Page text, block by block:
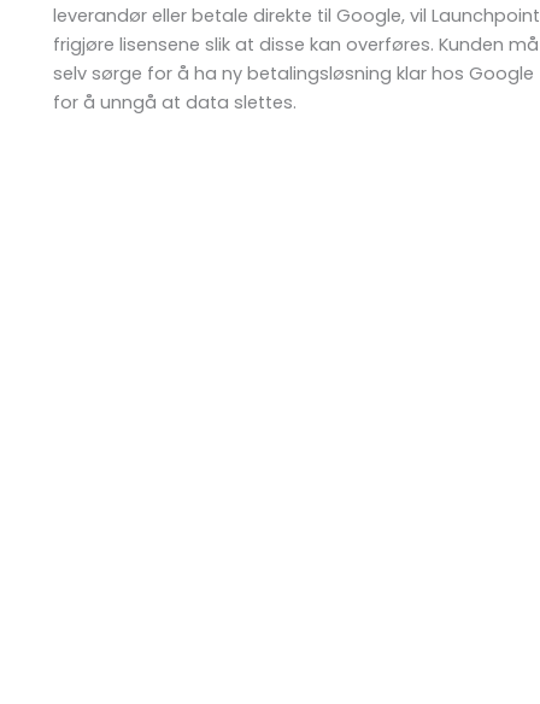
leverandør eller betale direkte til Google, vil Launchpoint
frigjøre lisensene slik at disse kan overføres. Kunden må
selv sørge for å ha ny betalingsløsning klar hos Google
for å unngå at data slettes.